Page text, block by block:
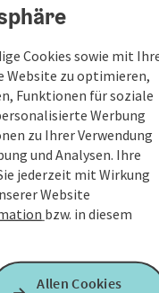
Cookies sowie mit
Website zu optimieren,
Funktionen für soziale
Werbung
zu Ihrer Verwendung
und Analysen. Ihre
jederzeit mit Wirkung
Website
bzw. in diesem
Allen Cookies